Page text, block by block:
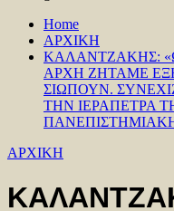
Home
ΑΡΧΙΚΗ
ΚΑΛΑΝΤΖΑΚΗΣ:
ΑΡΧΗ ΖΗΤΑΜΕ
ΣΙΩΠΟΥΝ.
ΤΗΝ ΙΕΡΑΠΕΤΡΑ
ΑΡΧΙΚΗ